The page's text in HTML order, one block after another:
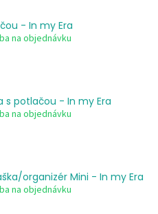
- In my Era
na objednávku
s potlačou - In my Era
na objednávku
organizér Mini - In my Era
na objednávku